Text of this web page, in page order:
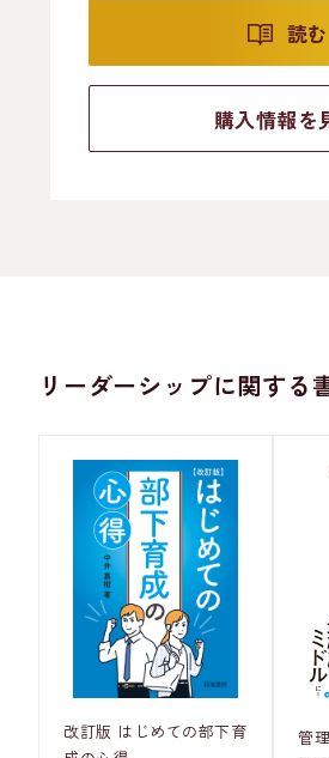
読む
購入情報を
リーダーシップに関する
改訂版 はじめての部下育
管